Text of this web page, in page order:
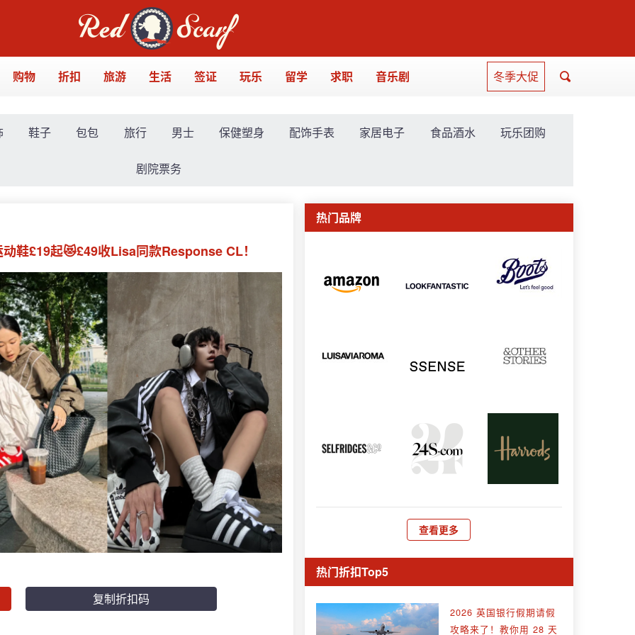
购物 折扣 旅游 生活 签证 玩乐 留学 求职 音乐剧 冬季大促
鞋子 包包 旅行 男士 保健塑身 配饰手表 家居电子 食品酒水 玩乐团购
剧院票务
鞋£19起😻£49收Lisa同款Response CL！
复制折扣码
热门品牌
查看更多
热门折扣Top5
2026 英国银行假期请假
攻略来了！教你用 28 天